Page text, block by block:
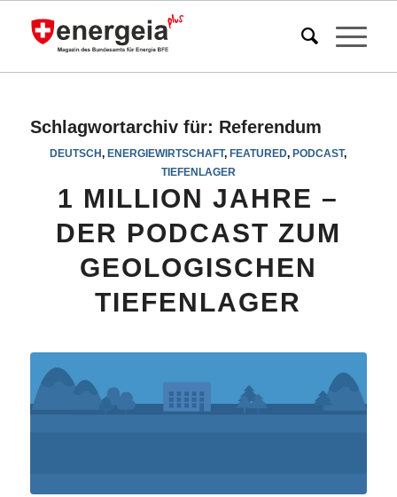
Schlagwortarchiv für: Referendum
DEUTSCH,ENERGIEWIRTSCHAFT,FEATURED,PODCAST,
TIEFENLAGER
1 MILLION JAHRE –
DER PODCAST ZUM
GEOLOGISCHEN
TIEFENLAGER